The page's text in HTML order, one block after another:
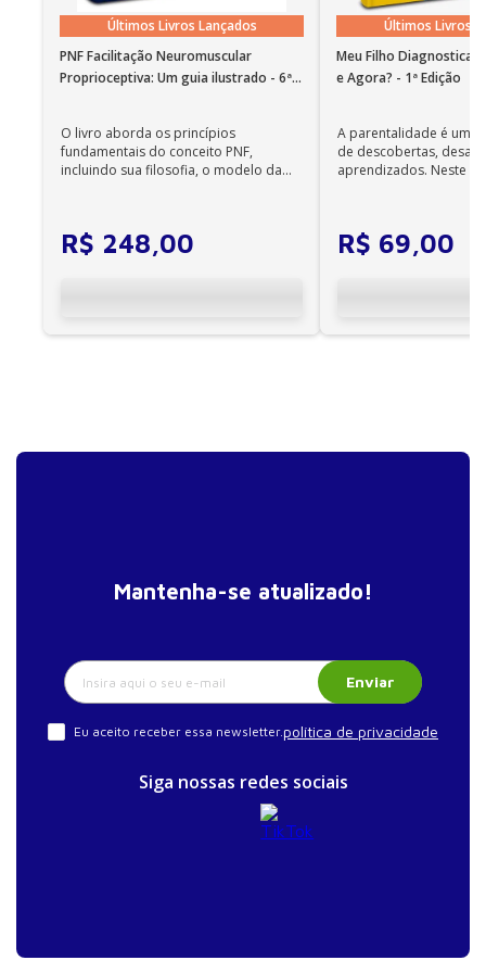
português funciona em instalações em nosso idioma
no Windows 7 SP1 ou superior e OS X 10.10 (Yosemite).
Observações importantes
Não é permitida a impressão dos e-books;
dispositivos Kindle, Nook, Kobo e Lev;
Últimos Livros Lançados
PNF Facilitação Neuromuscular
Proprioceptiva: Um guia ilustrado - 6ª
O livro aborda os princípios
fundamentais do conceito PNF,
incluindo sua filosofia, o modelo da
R$ 248,00
Últimos Livros
Meu Filho
e Agora? - 1ª Edição
A parentalidade é uma
de descobertas,
aprendizados. Neste
R$ 69,00
Mantenha-se atualizado!
Enviar
Eu aceito receber essa newsletter.política de privacidade
Siga nossas redes sociais